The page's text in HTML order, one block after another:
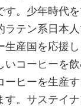
す。少年時代
ラテン系日本
生産国を応援
いコーヒーを
ーヒーを生産
す。サステイ